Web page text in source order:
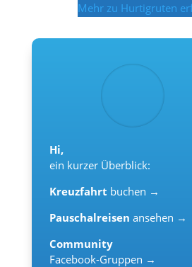
Mehr zu Hurtigruten
Hi,
ein kurzer Überblick:
Kreuzfahrt buchen →
Pauschalreisen ansehen →
Community
Facebook-Gruppen →